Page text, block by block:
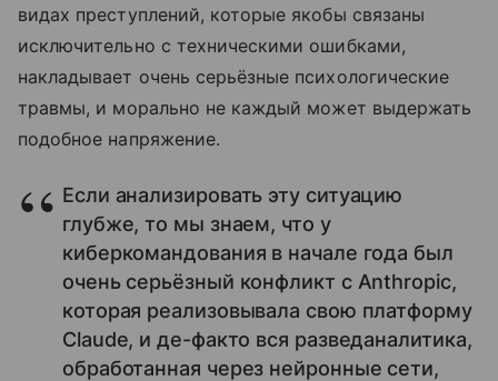
видах преступлений, которые якобы связаны
исключительно с техническими ошибками,
накладывает очень серьёзные психологические
травмы, и морально не каждый может выдержать
подобное напряжение.
Если анализировать эту ситуацию
глубже, то мы знаем, что у
киберкомандования в начале года был
очень серьёзный конфликт с Anthropic,
которая реализовывала свою платформу
Claude, и де-факто вся разведаналитика,
обработанная через нейронные сети,